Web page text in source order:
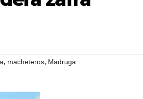
, macheteros, Madruga